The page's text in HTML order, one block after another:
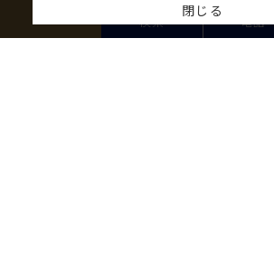
検索 電話
お問い合わ
閉じる